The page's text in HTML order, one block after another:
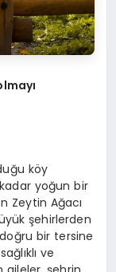
köy
yoğun bir
Zeytin Ağacı
şehirlerden
bir tersine
ve